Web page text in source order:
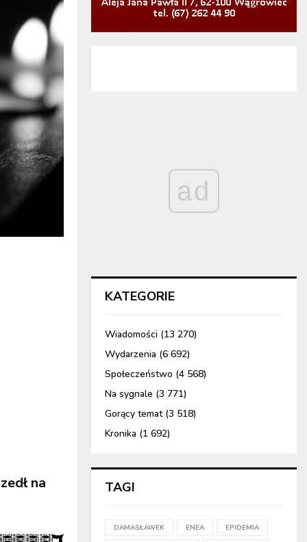
na
ad
KATEGORIE
Wiadomości (13 270)
Wydarzenia (6 692)
Społeczeństwo (4 568)
Na sygnale (3 771)
Gorący temat(3 518)
Kronika (1 692)
TAGI
DAMASŁAWEK ENEA EPIDEMIA